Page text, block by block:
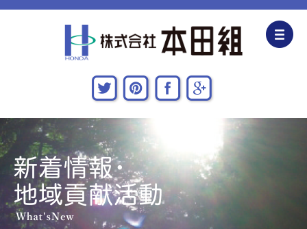
企業情報
CSR活動
主な施工実績
採用情報
関連会社